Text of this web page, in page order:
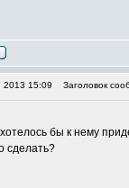
2013 15:09 Заголовок
бы к нему
сделать?